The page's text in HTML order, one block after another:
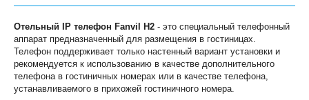
Отельный IP телефон Fanvil H2 - это специальный телефонный
аппарат предназначенный для размещения в гостиницах.
Телефон поддерживает только настенный вариант установки и
рекомендуется к использованию в качестве дополнительного
телефона в гостиничных номерах или в качестве телефона,
устанавливаемого в прихожей гостиничного номера.